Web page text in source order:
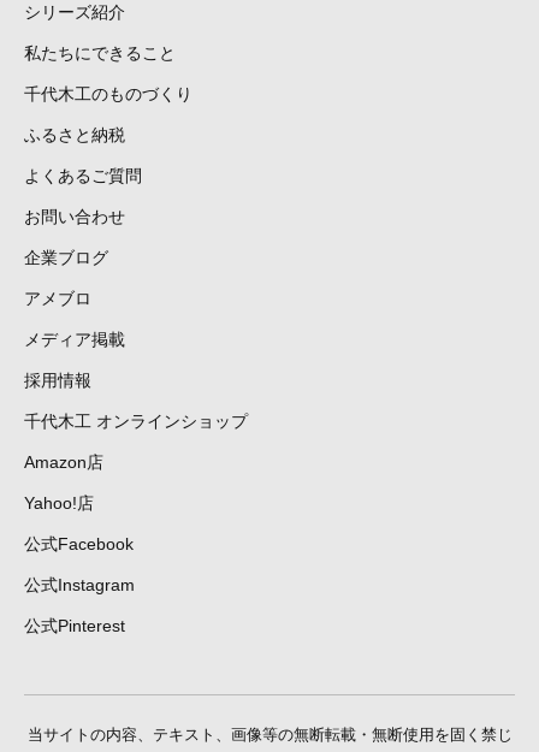
シリーズ紹介
私たちにできること
千代木工のものづくり
ふるさと納税
よくあるご質問
お問い合わせ
企業ブログ
アメブロ
メディア掲載
採用情報
千代木工 オンラインショップ
Amazon店
Yahoo!店
公式Facebook
公式Instagram
公式Pinterest
当サイトの内容、テキスト、画像等の無断転載・無断使用を固く禁じ